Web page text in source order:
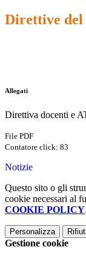
Direttive del
Allegati
Direttiva docenti e
File PDF
Contatore click: 83
Notizie
Questo sito o gli
cookie necessari al
COOKIE POLICY.
Personalizza
Gestione cookie